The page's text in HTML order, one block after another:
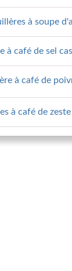
à soupe
à café de sel
à café de
à café de